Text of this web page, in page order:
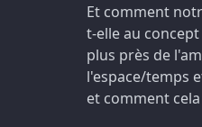
Et comment
t-elle au
plus près de
l'espace/temps
et comment